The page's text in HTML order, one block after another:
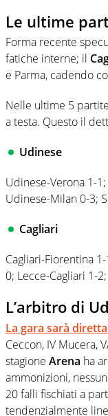
Le ultime
Forma recente
fatiche interne; il
e Parma, cadendo
Nelle ultime 5
a testa. Questo il
Udinese
Udinese-Verona 1-
Udinese-Milan 0-3;
Cagliari
Cagliari-Fiorentina
0; Lecce-Cagliari 1-
L’arbitro di
La gara sarà
Ceccon, IV Mucera,
stagione Arena ha
ammonizioni,
20 falli fischiati a
tendenzialmente